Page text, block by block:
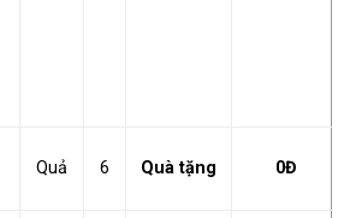
Quả 6 Quà tặng 0Đ